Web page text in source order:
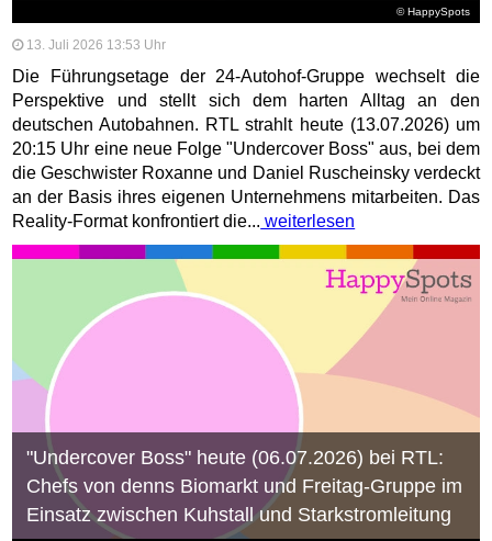
© HappySpots
13. Juli 2026 13:53 Uhr
Die Führungsetage der 24-Autohof-Gruppe wechselt die
Perspektive und stellt sich dem harten Alltag an den
deutschen Autobahnen. RTL strahlt heute (13.07.2026) um
20:15 Uhr eine neue Folge "Undercover Boss" aus, bei dem
die Geschwister Roxanne und Daniel Ruscheinsky verdeckt
an der Basis ihres eigenen Unternehmens mitarbeiten. Das
Reality-Format konfrontiert die... weiterlesen
"Undercover Boss" heute (06.07.2026) bei RTL:
Chefs von denns Biomarkt und Freitag-Gruppe im
Einsatz zwischen Kuhstall und Starkstromleitung